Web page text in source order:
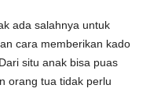
ada salahnya untuk
cara memberikan kado
situ anak bisa puas
orang tua tidak perlu